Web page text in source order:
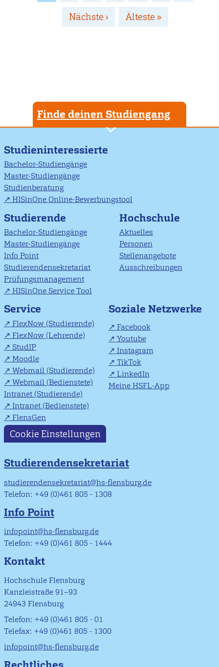
Nächste
Nächste ›
Letzte
Älteste »
Finde deinen Studiengang
Studieninteressierte
Bachelor-Studiengänge
Master-Studiengänge
Studienberatung
HISinOne Online-Bewerbungstool
Studierende
Bachelor-Studiengänge
Master-Studiengänge
Info Point
Studierendensekretariat
Prüfungsmanagement
HISinOne Service Tool
Hochschule
Aktuelles
Personen
Stellenangebote
Ausschreibungen
Service
FlexNow (Studierende)
FlexNow (Lehrende)
StudIP
Moodle
Webmail (Studierende)
Webmail (Bedienstete)
Intranet (Studierende)
Intranet (Bedienstete)
FlensGen
Soziale Netzwerke
Facebook
Youtube
Instagram
TikTok
LinkedIn
Meine HSFL-App
Cookie Einstellungen
Studierendensekretariat
studierendensekretariat@hs-flensburg.de
Telefon: +49 (0)461 805 - 1308
Info Point
infopoint@hs-flensburg.de
Telefon: +49 (0)461 805 - 1444
Kontakt
Hochschule Flensburg
Kanzleistraße 91–93
24943 Flensburg
Telefon: +49 (0)461 805 - 01
Telefax: +49 (0)461 805 - 1300
infopoint@hs-flensburg.de